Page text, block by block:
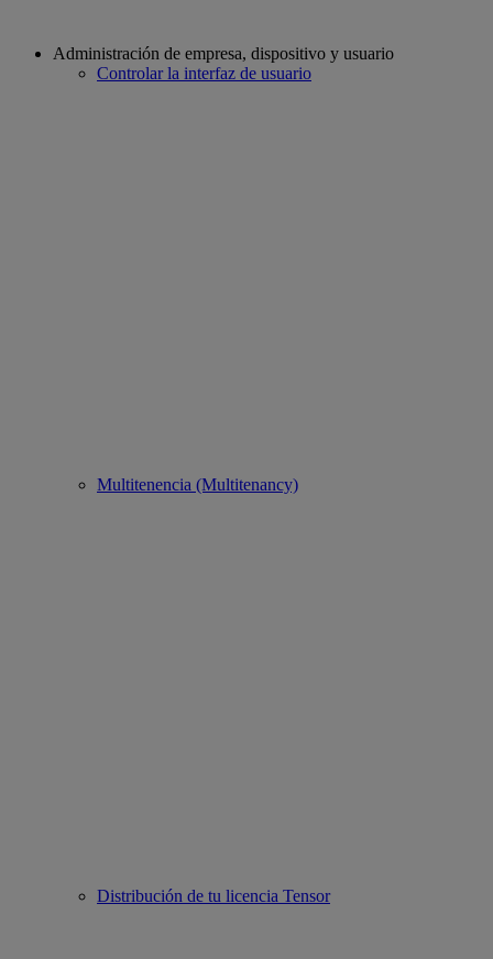
Administración de empresa, dispositivo y usuario
Controlar la interfaz de usuario
Multitenencia (Multitenancy)
Distribución de tu licencia Tensor